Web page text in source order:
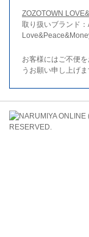
ZOZOTOWN
取り扱いブランド
お客様にはご不便
うお願い申し上げま